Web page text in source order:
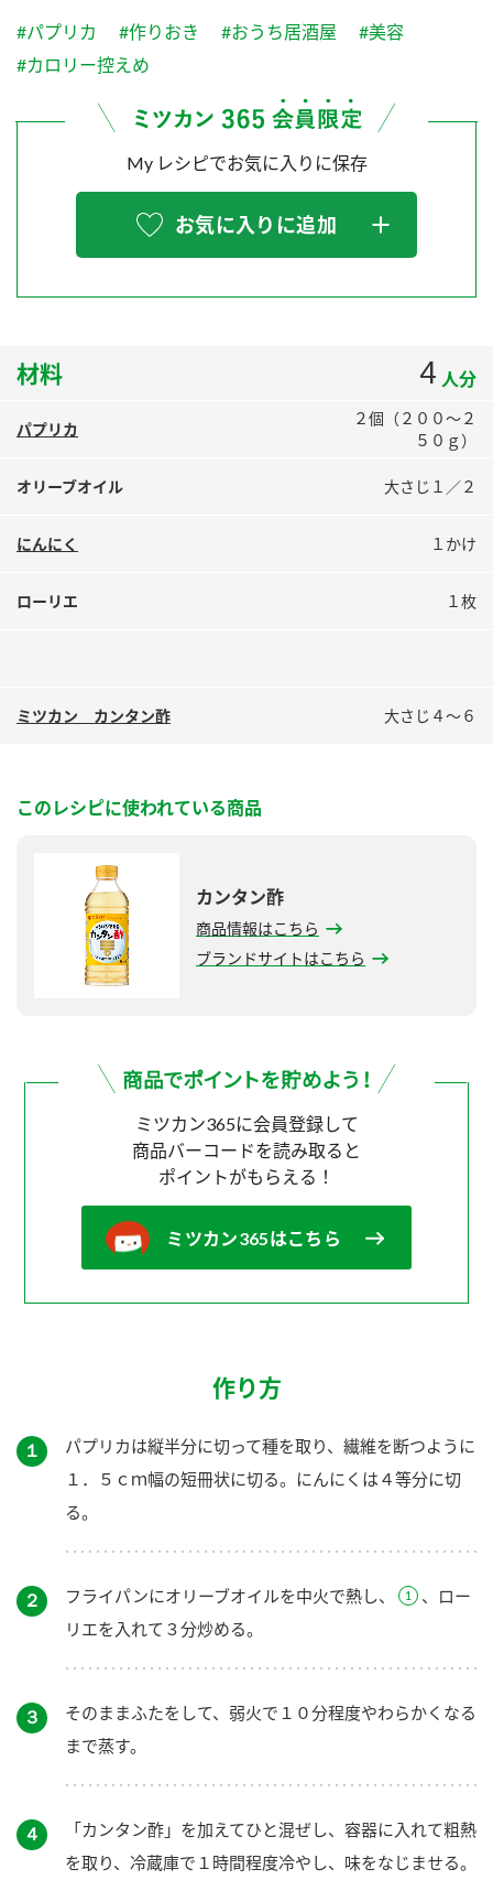
ふりかけ おすしの素
炊き込みご飯の素 米飯用調味液
Fibee
納豆のサイト
三ツ判山吹
スペシャルサイト
お酢を知ろう！
すしラボ
納豆の豆知識
ロングセラー商品 ＋ おすすめレシピ
MIM（ミツカンミュージアム）
お客様相談センター
お客様の声をいかしました
販売終了製品のご案内
よくあるご質問
ミツカン公式通販
#パプリカ #作りおき #おうち居酒屋
#美容
#カロリー控えめ
My レシピでお気に入りに保存
お気に入りに追加
材料 4 人分
パプリカ
２個（２００～２
５０ｇ）
オリーブオイル 大さじ１／２
にんにく １かけ
ローリエ １枚
ミツカン カンタン酢 大さじ４～６
このレシピに使われている商品
カンタン酢
商品情報はこちら
ブランドサイトはこちら
ミツカン365に会員登録して
商品バーコードを読み取ると
ポイントがもらえる！
ミツカン365はこちら
作り方
１
パプリカは縦半分に切って種を取り、繊維を断つように
１．５ｃｍ幅の短冊状に切る。にんにくは４等分に切
る。
２ フライパンにオリーブオイルを中火で熱し、
、ロー
リエを入れて３分炒める。
３
そのままふたをして、弱火で１０分程度やわらかくなる
まで蒸す。
４
「カンタン酢」を加えてひと混ぜし、容器に入れて粗熱
を取り、冷蔵庫で１時間程度冷やし、味をなじませる。